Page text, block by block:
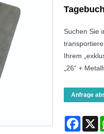
Suchen Sie
Ihrem
„26“ +
Anfrage
X